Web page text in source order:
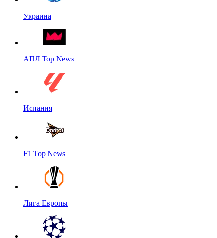
Украина
АПЛ Top News
Испания
F1 Top News
Лига Европы